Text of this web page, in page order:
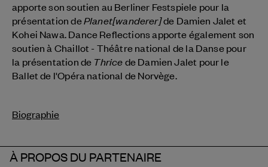
apporte son soutien au Berliner Festspiele pour la
présentation dePlanet[wanderer]de Damien Jalet et
Kohei Nawa. Dance Reflections apporte également son
soutien à Chaillot - Théâtre national de la Danse pour
la présentation de Thrice de Damien Jalet pour le
Ballet de l'Opéra national de Norvège.
Biographie
À PROPOS DU PARTENAIRE